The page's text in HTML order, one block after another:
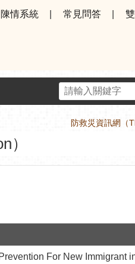
陳情系統 常見問答
防救災資訊網（
）
For New Immigrant